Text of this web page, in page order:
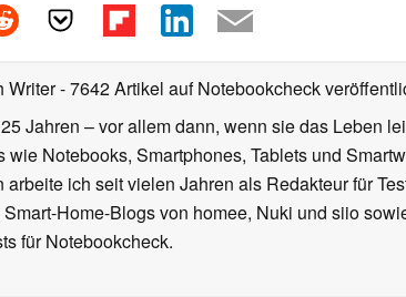
Writer- 7642 Artikel auf Notebookcheck
Jahren – vor allem dann, wenn sie das Leben
Notebooks, Smartphones, Tablets und
ich seit vielen Jahren als Redakteur für
Home-Blogs von homee, Nuki und siio
für Notebookcheck.